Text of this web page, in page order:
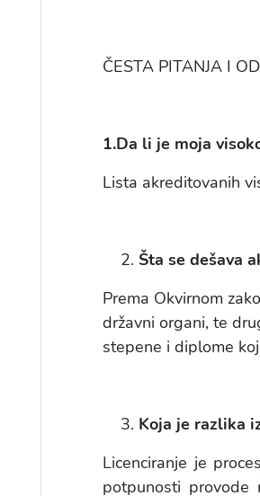
ČESTA PITANJA I
1.Da li je moja
Lista akreditovanih
Šta se dešava
Prema Okvirnom
državni organi, te
stepene i diplome
Koja je razlika
Licenciranje je
potpunosti provode